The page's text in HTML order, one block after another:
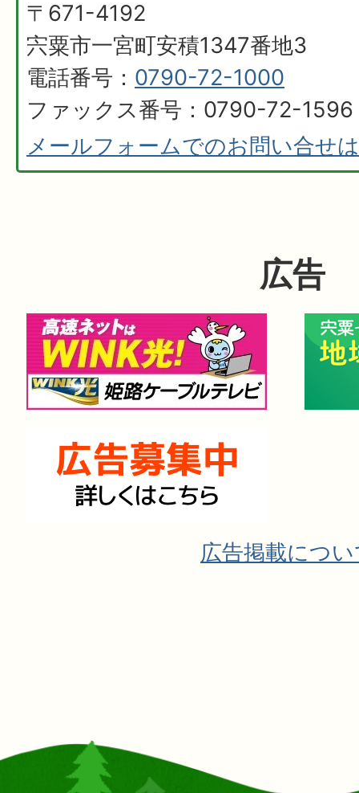
〒671-4192
宍粟市一宮町安積1347番地3
電話番号： 0790-72-1000
ファックス番号：0790-72-1596
メールフォームでのお問い合せ
広告
広告掲載につ